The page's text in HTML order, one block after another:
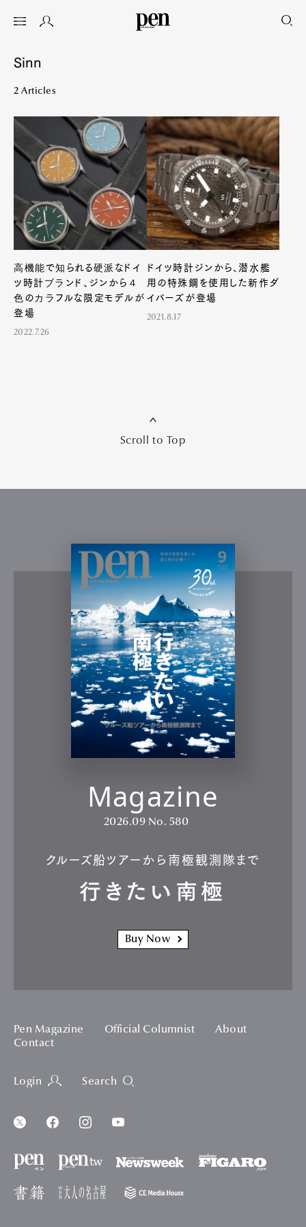
Art&DesignWatchFashion
GourmetCars
ProductCultureLifestyle
Pen Membership
Magazine
Official Columnist
About
Contact
Pen Meet
Sinn
2 Articles
高機能で知られる硬派なドイ
ツ時計ブランド、ジンから４
色のカラフルな限定モデルが
登場
2022.7.26
ドイツ時計ジンから、潜水艦
用の特殊鋼を使用した新作ダ
イバーズが登場
2021.8.17
Scroll to Top
Magazine
2026.09 No. 580
クルーズ船ツアーから南極観測隊まで
行きたい南極
Buy Now
Pen Magazine Official Columnist
About
Contact
Login Search